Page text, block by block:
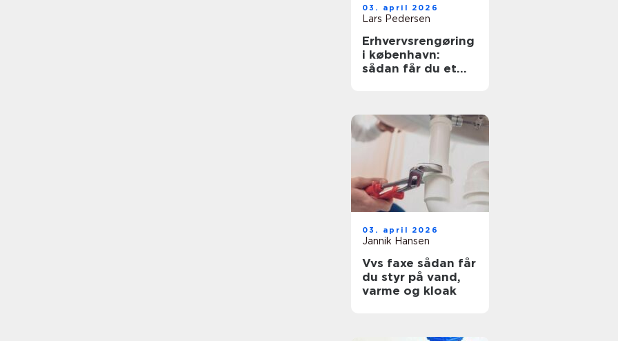
03. april 2026
Lars Pedersen
Erhvervsrengøring
i københavn:
sådan får du et
03. april 2026
Jannik Hansen
Vvs faxe sådan får
du styr på vand,
varme og kloak